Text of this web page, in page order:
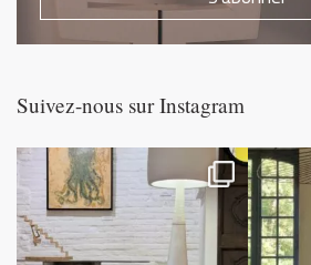
Suivez-nous sur Instagram